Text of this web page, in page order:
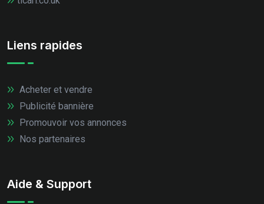
Liens rapides
Acheter et vendre
Publicité bannière
Promouvoir vos annonces
Nos partenaires
Aide & Support